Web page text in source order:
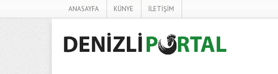
ANASAYFA KÜNYE İLETİŞİM